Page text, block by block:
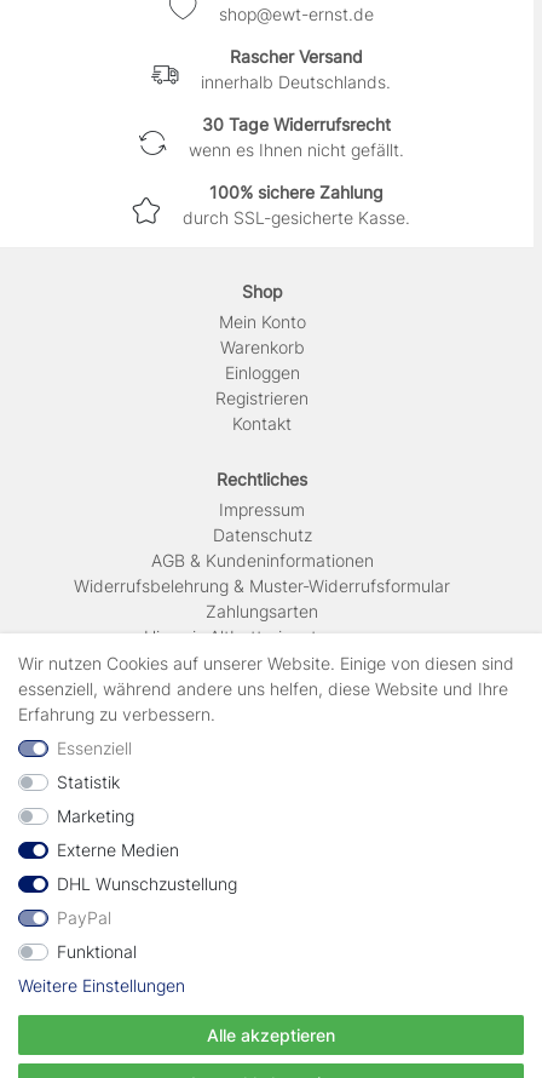
shop@ewt-ernst.de
Rascher Versand
innerhalb Deutschlands.
30 Tage Widerrufsrecht
wenn es Ihnen nicht gefällt.
100% sichere Zahlung
durch SSL-gesicherte Kasse.
Shop
Mein Konto
Warenkorb
Einloggen
Registrieren
Kontakt
Rechtliches
Impressum
Daten­schutz
AGB & Kundeninformationen
Widerrufsbelehrung & Muster-Widerrufsformular
Zahlungsarten
Hinweis Altbatterieentsorgung
Versandkosten & Lieferinformationen
Zahlungsarten
geprüft durch
Vertrag widerrufen
Wir nutzen Cookies auf unserer Website. Einige von diesen sind
essenziell, während andere uns helfen, diese Website und Ihre
Erfahrung zu verbessern.
Essenziell
Statistik
Marketing
Externe Medien
DHL Wunschzustellung
PayPal
Funktional
Weitere Einstellungen
Alle akzeptieren